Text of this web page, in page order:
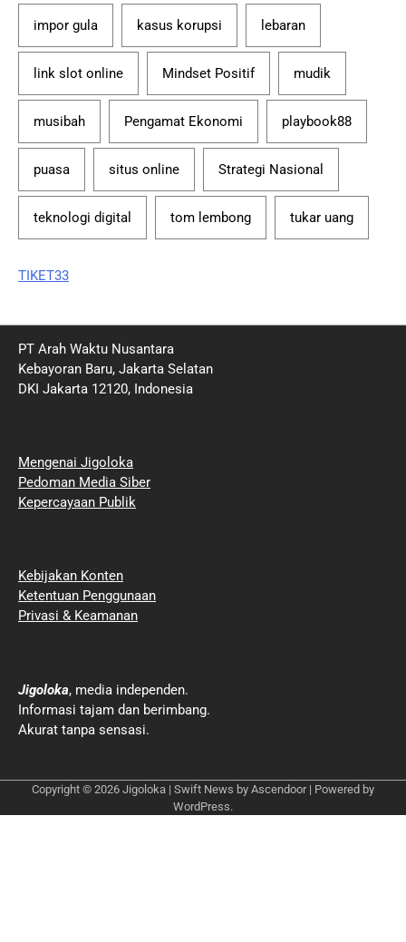
impor gula kasus korupsi lebaran
link slot online Mindset Positif mudik
musibah Pengamat Ekonomi playbook88
puasa situs online Strategi Nasional
teknologi digital tom lembong tukar uang
TIKET33
PT Arah Waktu Nusantara
Kebayoran Baru, Jakarta Selatan
DKI Jakarta 12120, Indonesia
Mengenai Jigoloka
Pedoman Media Siber
Kepercayaan Publik
Kebijakan Konten
Ketentuan Penggunaan
Privasi & Keamanan
Jigoloka, media independen.
Informasi tajam dan berimbang.
Akurat tanpa sensasi.
Copyright © 2026 Jigoloka | Swift News by Ascendoor| Powered by
WordPress.